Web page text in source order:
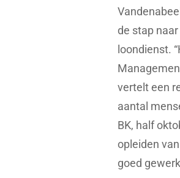
de stap
loondienst.
vertelt een
aantal
BK, half
opleiden
goed